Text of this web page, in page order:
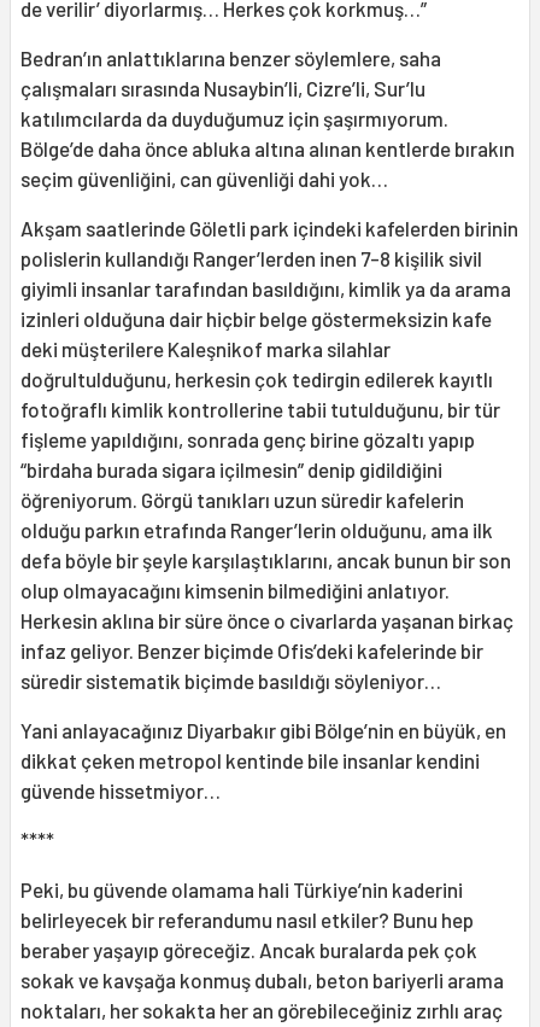
de verilir’ diyorlarmış… Herkes çok korkmuş…”
Bedran’ın anlattıklarına benzer söylemlere, saha
çalışmaları sırasında Nusaybin’li, Cizre’li, Sur’lu
katılımcılarda da duyduğumuz için şaşırmıyorum.
Bölge’de daha önce abluka altına alınan kentlerde bırakın
seçim güvenliğini, can güvenliği dahi yok…
Akşam saatlerinde Göletli park içindeki kafelerden birinin
polislerin kullandığı Ranger’lerden inen 7-8 kişilik sivil
giyimli insanlar tarafından basıldığını, kimlik ya da arama
izinleri olduğuna dair hiçbir belge göstermeksizin kafe
deki müşterilere Kaleşnikof marka silahlar
doğrultulduğunu, herkesin çok tedirgin edilerek kayıtlı
fotoğraflı kimlik kontrollerine tabii tutulduğunu, bir tür
fişleme yapıldığını, sonrada genç birine gözaltı yapıp
“birdaha burada sigara içilmesin” denip gidildiğini
öğreniyorum. Görgü tanıkları uzun süredir kafelerin
olduğu parkın etrafında Ranger’lerin olduğunu, ama ilk
defa böyle bir şeyle karşılaştıklarını, ancak bunun bir son
olup olmayacağını kimsenin bilmediğini anlatıyor.
Herkesin aklına bir süre önce o civarlarda yaşanan birkaç
infaz geliyor. Benzer biçimde Ofis’deki kafelerinde bir
süredir sistematik biçimde basıldığı söyleniyor…
Yani anlayacağınız Diyarbakır gibi Bölge’nin en büyük, en
dikkat çeken metropol kentinde bile insanlar kendini
güvende hissetmiyor…
****
Peki, bu güvende olamama hali Türkiye’nin kaderini
belirleyecek bir referandumu nasıl etkiler? Bunu hep
beraber yaşayıp göreceğiz. Ancak buralarda pek çok
sokak ve kavşağa konmuş dubalı, beton bariyerli arama
noktaları, her sokakta her an görebileceğiniz zırhlı araç